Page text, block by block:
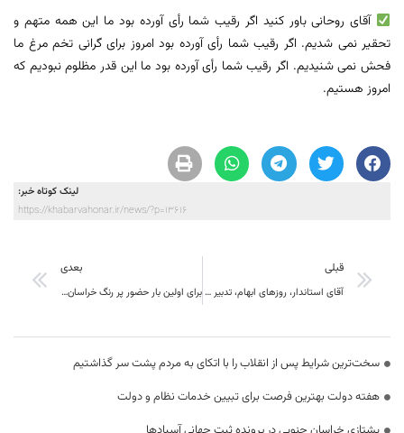
آقای روحانی باور کنید اگر رقیب شما رأی آورده بود ما این همه متهم و
تحقیر نمی شدیم. اگر رقیب شما رأی آورده بود امروز برای گرانی تخم مرغ ما
فحش نمی شنیدیم. اگر رقیب شما رأی آورده بود ما این قدر مظلوم نبودیم که
امروز هستیم.
لینک کوتاه خبر:
https://khabarvahonar.ir/news/?p=13616
قبلی
آقای استاندار، روزهای ابهام، تدبیر شما را می‌خواهد
بعدی
برای اولین بار حضور پر رنگ خراسان جنوبی در تمام زمینه های تخصصی یازدهمین نمایشگاه بین المللی گردشگری و صنایع وابسته تهران و معرفی خراسان جنوبی تحت عنوان شرق باشکوه
سخت‌ترین شرایط پس از انقلاب را با اتکای به مردم پشت سر گذاشتیم
هفته دولت بهترین فرصت برای تبیین خدمات نظام و دولت